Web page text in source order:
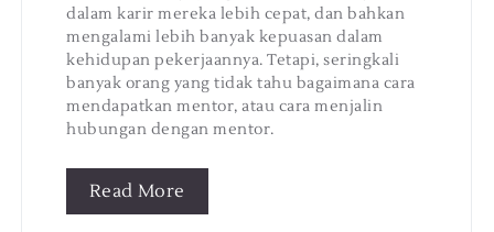
dalam karir mereka lebih cepat, dan bahkan
mengalami lebih banyak kepuasan dalam
kehidupan pekerjaannya. Tetapi, seringkali
banyak orang yang tidak tahu bagaimana cara
mendapatkan mentor, atau cara menjalin
hubungan dengan mentor.
Read More